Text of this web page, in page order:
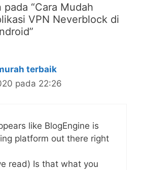
“Cara Mudah
VPN Neverblock di
terbaik
pada 22:26
like BlogEngine is
platform out there right
read) Is that what you